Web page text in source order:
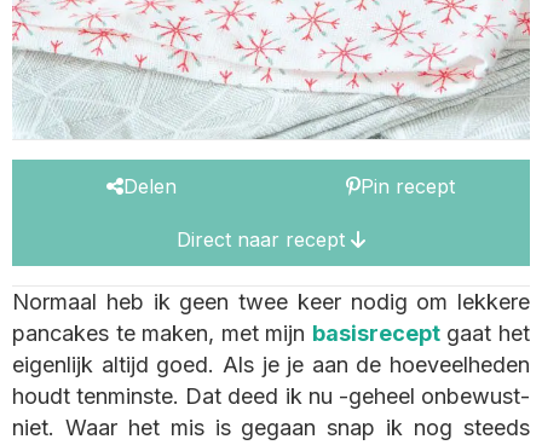
Delen Pin recept
Direct naar recept
Normaal heb ik geen twee keer nodig om lekkere
pancakes te maken, met mijn basisreceptgaat het
eigenlijk altijd goed. Als je je aan de hoeveelheden
houdt tenminste. Dat deed ik nu -geheel onbewust-
niet. Waar het mis is gegaan snap ik nog steeds